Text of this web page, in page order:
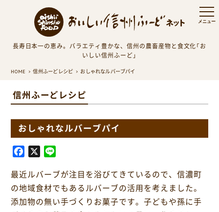
長寿日本一の恵み。バラエティ豊かな、信州の農畜産物と食文化「お
いしい信州ふーど」
HOME 信州ふーどレシピ おしゃれなルバーブパイ
信州ふーどレシピ
おしゃれなルバーブパイ
c
e
b
X
n
e
最近ルバーブが注目を浴びてきているので、信濃町
の地域食材でもあるルバーブの活用を考えました。
添加物の無い手づくりお菓子です。子どもや孫に手